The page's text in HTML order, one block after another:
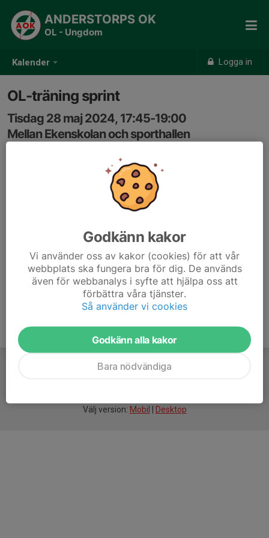
Kalender Logga in
ANDERSTORPS OK
OL - Ungdom
OL-träning sprint
Tisdag 28 maj 2024, 17:45-19:00
Mellan Ekenskolan och sporthallen
Samling: 17:45, Mellan Ekenskolan och sporthallen
Samling mellan Ekenskolan och sporthallen kl 1745.
Sprintträning, flera olika slingor. Möjlighet att prova
touch-free sportident på någon slinga. Några kontroller i
Välj version: Mobil Desktop
Godkänn kakor
Vi använder oss av kakor (cookies) för att vår
webbplats ska fungera bra för dig. De används
även för webbanalys i syfte att hjälpa oss att
förbättra våra tjänster.
Så använder vi cookies
Godkänn alla kakor
Bara nödvändiga